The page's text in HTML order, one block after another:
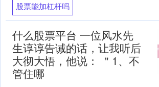
股票能加杠杆吗
什么股票平台 一位风水先
生谆谆告诫的话，让我听后
大彻大悟，他说： ＂1、不
管住哪